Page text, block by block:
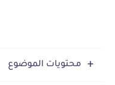
محتويات الموضوع